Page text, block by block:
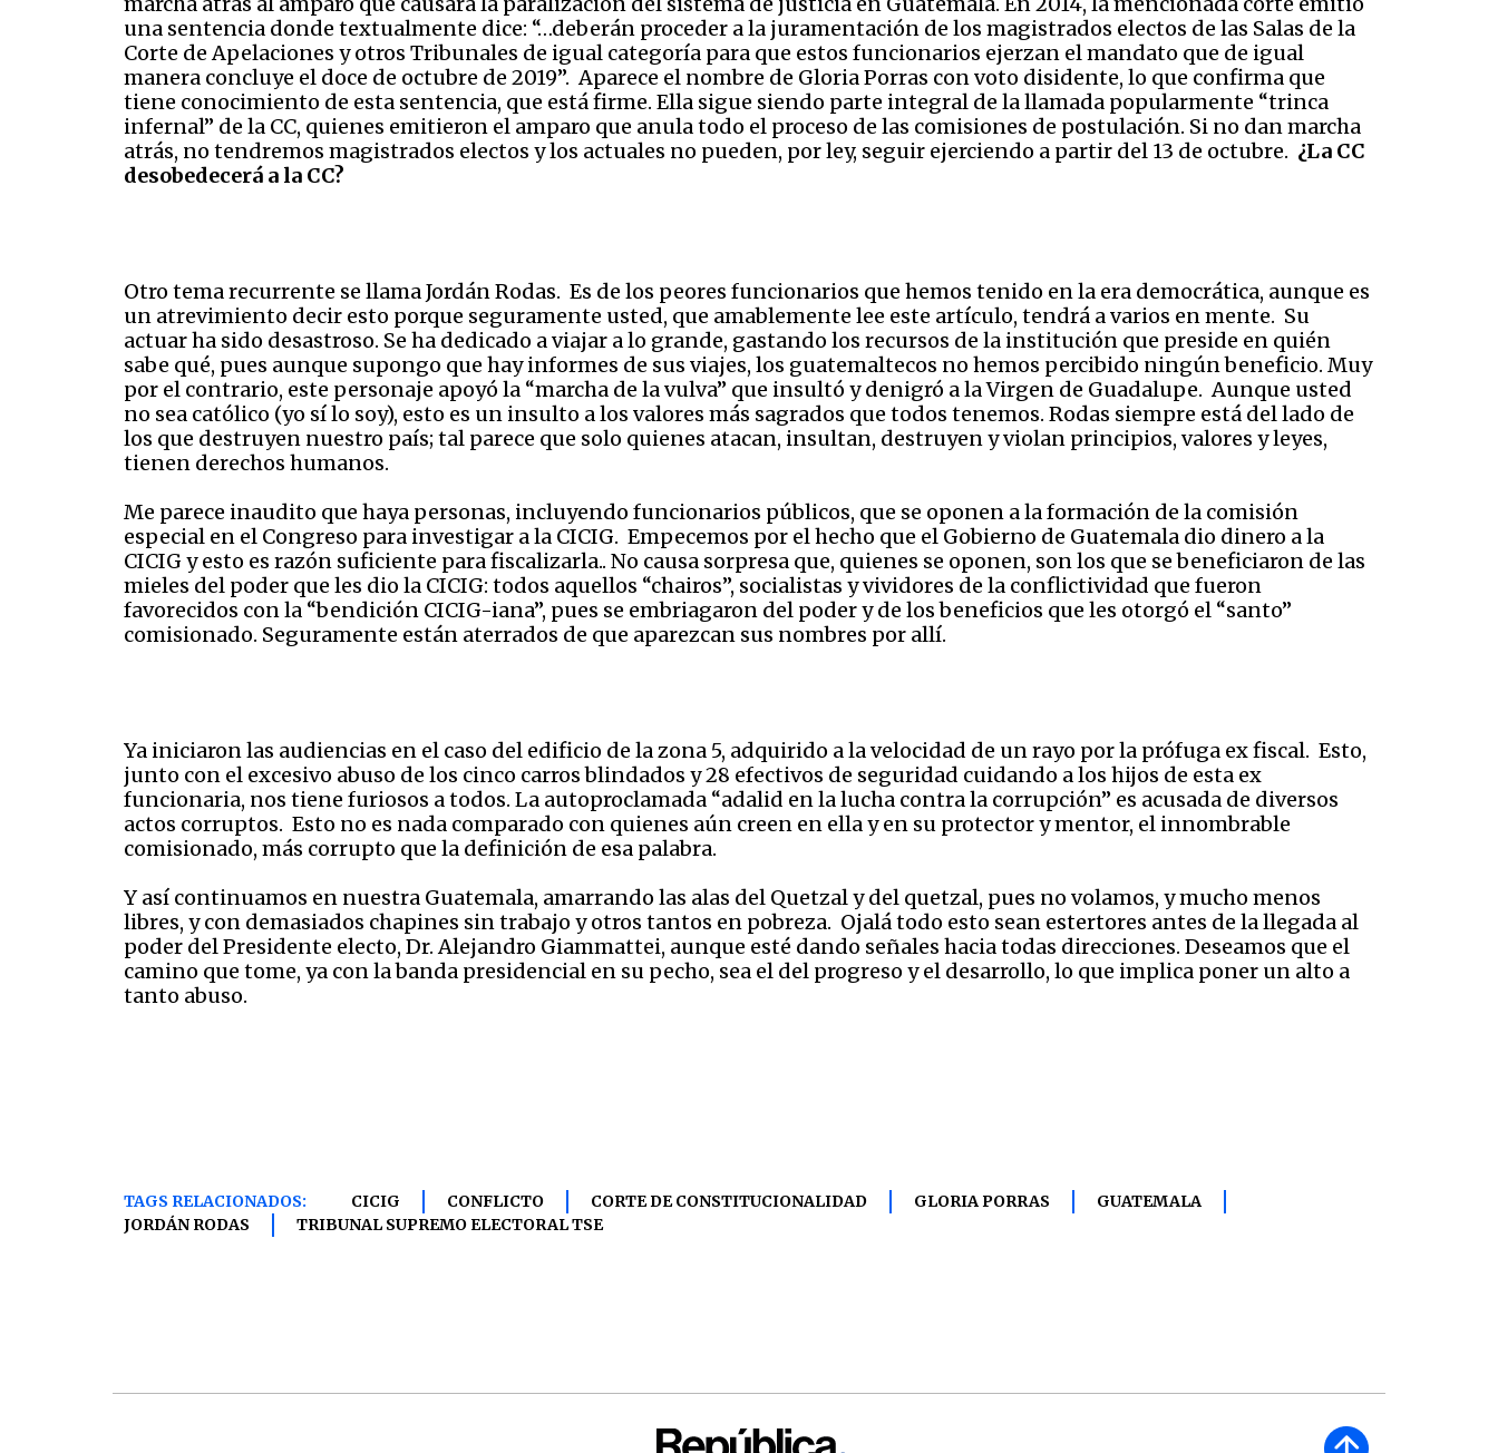
una sentencia donde textualmente dice: “…deberán proceder a la juramentación de los magistrados electos de las Salas de la
Corte de Apelaciones y otros Tribunales de igual categoría para que estos funcionarios ejerzan el mandato que de igual
manera concluye el doce de octubre de 2019”. Aparece el nombre de Gloria Porras con voto disidente, lo que confirma que
tiene conocimiento de esta sentencia, que está firme. Ella sigue siendo parte integral de la llamada popularmente “trinca
infernal” de la CC, quienes emitieron el amparo que anula todo el proceso de las comisiones de postulación. Si no dan marcha
atrás, no tendremos magistrados electos y los actuales no pueden, por ley, seguir ejerciendo a partir del 13 de octubre. ¿La CC
desobedecerá a la CC?
Otro tema recurrente se llama Jordán Rodas. Es de los peores funcionarios que hemos tenido en la era democrática, aunque es
un atrevimiento decir esto porque seguramente usted, que amablemente lee este artículo, tendrá a varios en mente. Su
actuar ha sido desastroso. Se ha dedicado a viajar a lo grande, gastando los recursos de la institución que preside en quién
sabe qué, pues aunque supongo que hay informes de sus viajes, los guatemaltecos no hemos percibido ningún beneficio. Muy
por el contrario, este personaje apoyó la “marcha de la vulva” que insultó y denigró a la Virgen de Guadalupe. Aunque usted
no sea católico (yo sí lo soy), esto es un insulto a los valores más sagrados que todos tenemos. Rodas siempre está del lado de
los que destruyen nuestro país; tal parece que solo quienes atacan, insultan, destruyen y violan principios, valores y leyes,
tienen derechos humanos.
Me parece inaudito que haya personas, incluyendo funcionarios públicos, que se oponen a la formación de la comisión
especial en el Congreso para investigar a la CICIG. Empecemos por el hecho que el Gobierno de Guatemala dio dinero a la
CICIG y esto es razón suficiente para fiscalizarla.. No causa sorpresa que, quienes se oponen, son los que se beneficiaron de las
mieles del poder que les dio la CICIG: todos aquellos “chairos”, socialistas y vividores de la conflictividad que fueron
favorecidos con la “bendición CICIG-iana”, pues se embriagaron del poder y de los beneficios que les otorgó el “santo”
comisionado. Seguramente están aterrados de que aparezcan sus nombres por allí.
Ya iniciaron las audiencias en el caso del edificio de la zona 5, adquirido a la velocidad de un rayo por la prófuga ex fiscal. Esto,
junto con el excesivo abuso de los cinco carros blindados y 28 efectivos de seguridad cuidando a los hijos de esta ex
funcionaria, nos tiene furiosos a todos. La autoproclamada “adalid en la lucha contra la corrupción” es acusada de diversos
actos corruptos. Esto no es nada comparado con quienes aún creen en ella y en su protector y mentor, el innombrable
comisionado, más corrupto que la definición de esa palabra.
Y así continuamos en nuestra Guatemala, amarrando las alas del Quetzal y del quetzal, pues no volamos, y mucho menos
libres, y con demasiados chapines sin trabajo y otros tantos en pobreza. Ojalá todo esto sean estertores antes de la llegada al
poder del Presidente electo, Dr. Alejandro Giammattei, aunque esté dando señales hacia todas direcciones. Deseamos que el
camino que tome, ya con la banda presidencial en su pecho, sea el del progreso y el desarrollo, lo que implica poner un alto a
tanto abuso.
TAGS RELACIONADOS: CICIG CONFLICTO CORTE DE CONSTITUCIONALIDAD GLORIA PORRAS
GUATEMALA
JORDÁN RODAS
TRIBUNAL SUPREMO ELECTORAL TSE